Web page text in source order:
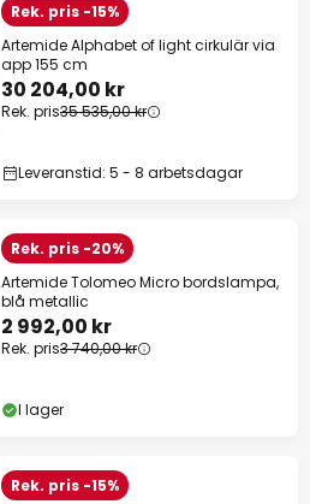
Rek. pris -15%
Artemide Alphabet of light cirkulär via
app 155 cm
30 204,00 kr
Rek. pris35 535,00 kr
Leveranstid: 5 - 8 arbetsdagar
Rek. pris -20%
Artemide Tolomeo Micro bordslampa,
blå metallic
2 992,00 kr
Rek. pris3 740,00 kr
I lager
Rek. pris -15%